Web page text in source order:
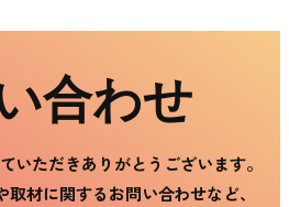
合わせ
いただきありがとうございます。
材に関するお問い合わせなど、